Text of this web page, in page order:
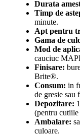
Durata
Timp de
minute.
Apt pentru
Gama de
Mod de
cauciuc
Finisare:
Brite®.
Consum: in
de gresie sau
Depozitare:
(pentru
Ambalare:
culoare.